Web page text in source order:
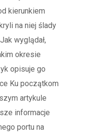
kierunkiem
na niej ślady
wyglądał,
okresie
opisuje go
Ku początkom
artykule
informacje
portu na